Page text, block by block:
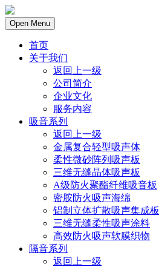
Open Menu
首页
关于我们
返回上一级
公司简介
企业文化
服务内容
吸音系列
返回上一级
金属复合轻型吸声体
柔性微砂阵列吸声板
三维无缝晶体吸声板
A级防火聚酯纤维吸音板
密胺防火吸声海绵
铝制立体扩散吸声集成板
三维无缝柔性吸声涂料
高效防火吸声软膜织物
隔音系列
返回上一级